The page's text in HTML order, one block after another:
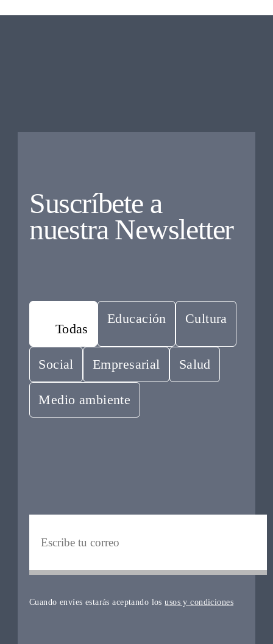
Suscríbete a
nuestra Newsletter
Todas
Educación Cultura
Social Empresarial Salud
Medio ambiente
Cuando envíes estarás aceptando losusos y condiciones